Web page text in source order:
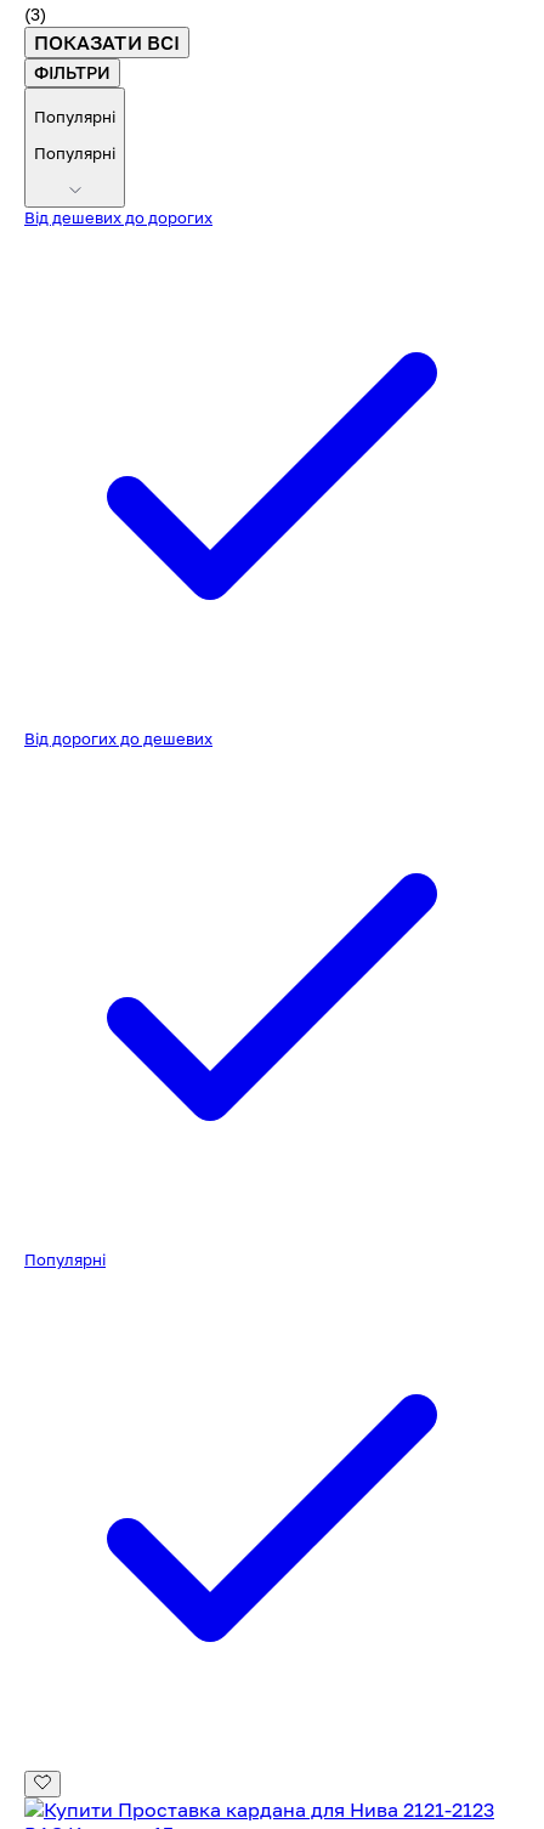
(3)
ПОКАЗАТИ ВСІ
ФІЛЬТРИ
Популярні
Популярні
Від дешевих до дорогих
Від дорогих до дешевих
Популярні